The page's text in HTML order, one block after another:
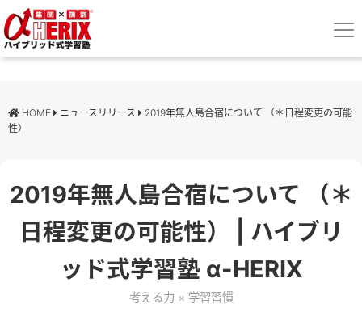
HOME ニュースリリース
2019年無人島合宿について （＊日程変更の可能
性）
2019年無人島合宿について （＊
日程変更の可能性） | ハイブリ
ッド式学習塾 α-HERIX
考える力 × 学習習慣